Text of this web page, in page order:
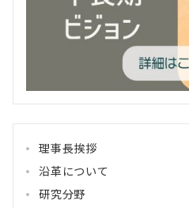
理事長挨拶
沿革について
研究分野